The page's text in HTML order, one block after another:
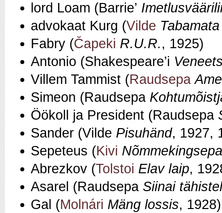
lord Loam (Barrie’
advokaat Kurg (Vilde
Fabry (Čapeki R.U.R. , 1925)
Antonio (Shakespeare’i
Villem Tammist (Raudsepa
Simeon (Raudsepa
Öökoll ja President (Raudsepa
Sander (Vilde Pisuhänd, 1927,
Sepeteus (Kivi
Abrezkov (Tolstoi Elav laip,
Asarel (Raudsepa Siinai tähistel
Gal (Molnári Mäng lossis, 1928)